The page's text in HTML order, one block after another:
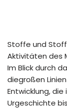
Stoffe und
Aktivitäten des
Im Blick durch
diegroßen
Entwicklung,
Urgeschichte